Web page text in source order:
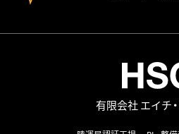
有限会社 エイチ